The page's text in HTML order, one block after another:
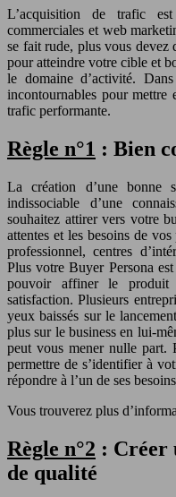
L’acquisition de trafic
commerciales et web
se fait rude, plus vous devez
pour atteindre votre cible et
le domaine d’activité.
incontournables pour mettre
trafic performante.
Règle n°1 : Bien
La création d’une bonne
indissociable d’une
souhaitez attirer vers votre
attentes et les besoins de
professionnel, centres
Plus votre Buyer Persona
pouvoir affiner le
satisfaction. Plusieurs
yeux baissés sur le
plus sur le business en lui-
peut vous mener nulle
permettre de s’identifier à
répondre à l’un de ses
Vous trouverez plus
Règle n°2 : Créer
de qualité